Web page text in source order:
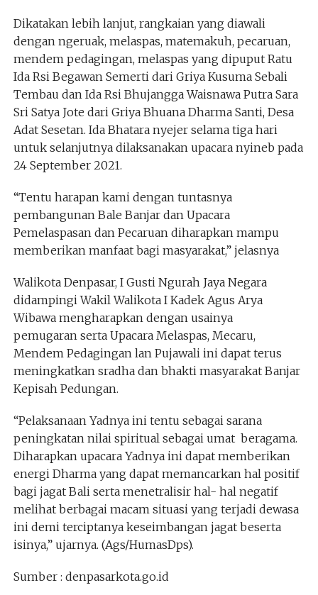
Dikatakan lebih lanjut, rangkaian yang diawali
dengan ngeruak, melaspas, matemakuh, pecaruan,
mendem pedagingan, melaspas yang dipuput Ratu
Ida Rsi Begawan Semerti dari Griya Kusuma Sebali
Tembau dan Ida Rsi Bhujangga Waisnawa Putra Sara
Sri Satya Jote dari Griya Bhuana Dharma Santi, Desa
Adat Sesetan. Ida Bhatara nyejer selama tiga hari
untuk selanjutnya dilaksanakan upacara nyineb pada
24 September 2021.
“Tentu harapan kami dengan tuntasnya
pembangunan Bale Banjar dan Upacara
Pemelaspasan dan Pecaruan diharapkan mampu
memberikan manfaat bagi masyarakat,” jelasnya
Walikota Denpasar, I Gusti Ngurah Jaya Negara
didampingi Wakil Walikota I Kadek Agus Arya
Wibawa mengharapkan dengan usainya
pemugaran serta Upacara Melaspas, Mecaru,
Mendem Pedagingan lan Pujawali ini dapat terus
meningkatkan sradha dan bhakti masyarakat Banjar
Kepisah Pedungan.
“Pelaksanaan Yadnya ini tentu sebagai sarana
peningkatan nilai spiritual sebagai umat beragama.
Diharapkan upacara Yadnya ini dapat memberikan
energi Dharma yang dapat memancarkan hal positif
bagi jagat Bali serta menetralisir hal- hal negatif
melihat berbagai macam situasi yang terjadi dewasa
ini demi terciptanya keseimbangan jagat beserta
isinya,” ujarnya. (Ags/HumasDps).
Sumber : denpasarkota.go.id